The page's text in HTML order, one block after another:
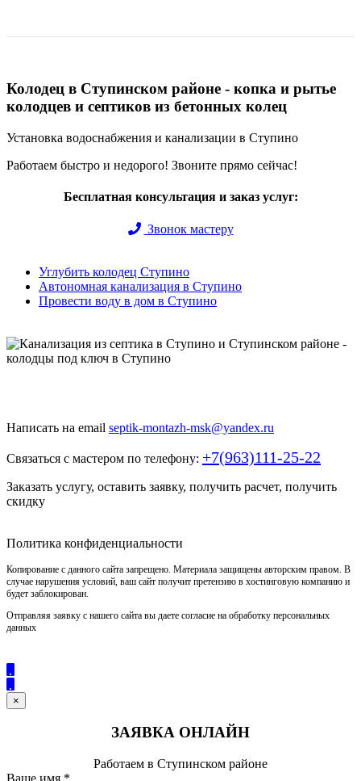
Колодец в Ступинском районе - копка и рытье
колодцев и септиков из бетонных колец
Установка водоснабжения и канализации в Ступино
Работаем быстро и недорого! Звоните прямо сейчас!
Бесплатная консультация и заказ услуг:
Звонок мастеру
Углубить колодец Ступино
Автономная канализация в Ступино
Провести воду в дом в Ступино
Написать на email septik-montazh-msk@yandex.ru
Связаться с мастером по телефону: +7(963)111-25-22
Заказать услугу, оставить заявку, получить расчет, получить
скидку
Политика конфиденциальности
Копирование с данного сайта запрещено. Материала защищены авторским правом. В
случае нарушения условий, ваш сайт получит претензию в хостинговую компанию и
будет заблокирован.
Отправляя заявку с нашего сайта вы даете согласие на обработку персональных
данных
×
ЗАЯВКА ОНЛАЙН
Работаем в Ступинском районе